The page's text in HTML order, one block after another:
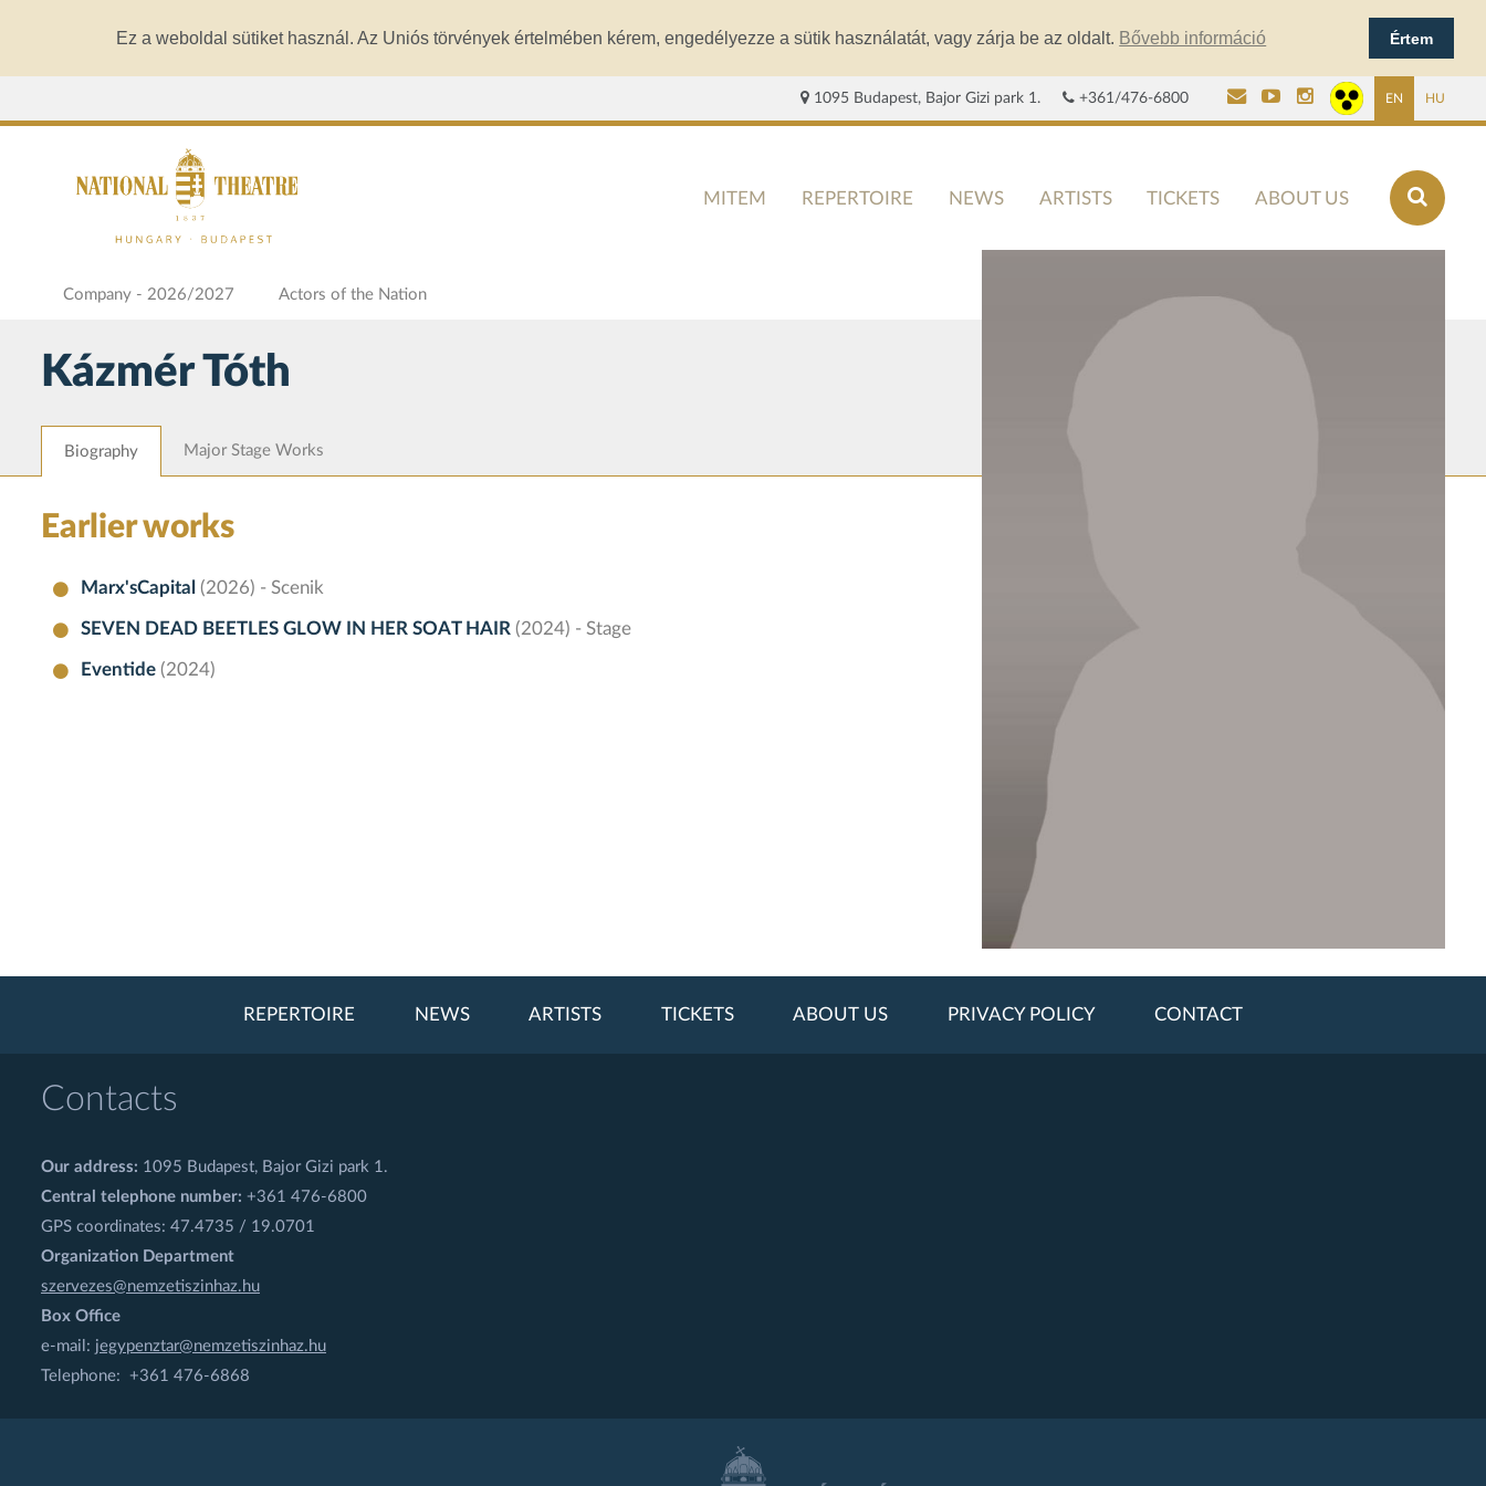
Ez a weboldal sütiket használ. Az Uniós törvények értelmében kérem, engedélyezze a sütik használatát, vagy zárja be az oldalt. Bővebb információ Értem
1095 Budapest, Bajor Gizi park 1. +361/476-6800 EN HU
MITEM REPERTOIRE NEWS ARTISTS TICKETS ABOUT US
Company - 2026/2027 Actors of the Nation
Kázmér Tóth
Biography Major Stage Works
Earlier works
Marx'sCapital(2026) - Scenik
SEVEN DEAD BEETLES GLOW IN HER SOAT HAIR(2024) - Stage
Eventide(2024)
REPERTOIRE NEWS ARTISTS TICKETS ABOUT US PRIVACY POLICY CONTACT
Contacts
Our address: 1095 Budapest, Bajor Gizi park 1.
Central telephone number: +361 476-6800
GPS coordinates: 47.4735 / 19.0701
Organization Department
szervezes@nemzetiszinhaz.hu
Box Office
e-mail: jegypenztar@nemzetiszinhaz.hu
Telephone: +361 476-6868